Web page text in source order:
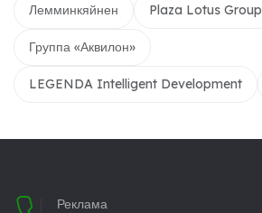
Лемминкяйнен Plaza Lotus Group
Группа «Аквилон»
LEGENDA Intelligent Development
Реклама